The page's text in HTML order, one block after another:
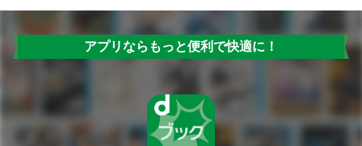
アプリならもっと便利で快適に！